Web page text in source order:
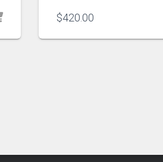
$420.00